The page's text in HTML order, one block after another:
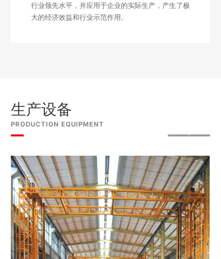
行业领先水平，并应用于企业的实际生产，产生了极
大的经济效益和行业示范作用。
生产设备
PRODUCTION EQUIPMENT